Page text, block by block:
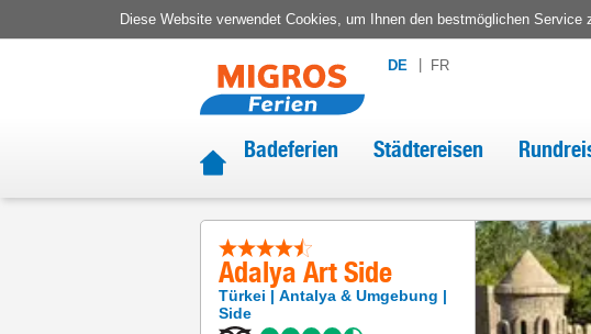
Diese Website verwendet Cookies, um Ihnen den bestmöglichen
DE FR
Badeferien Städtereisen
Adalya Art Side
Türkei
Antalya & Umgebung
Side